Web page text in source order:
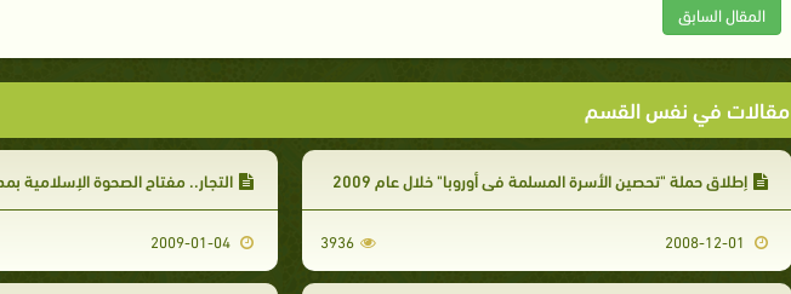
المقال السابق
مقالات في نفس القسم
إطلاق حملة "تحصين الأسرة المسلمة في أوروبا" خلال عام 2009
3936
التجار.. مفتاح الصحوة الإسلامية
2009-01-04